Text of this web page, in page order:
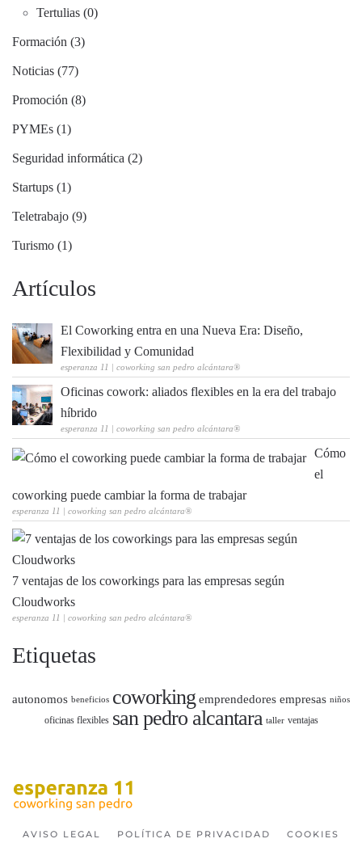
Tertulias (0)
Formación (3)
Noticias (77)
Promoción (8)
PYMEs (1)
Seguridad informática (2)
Startups (1)
Teletrabajo (9)
Turismo (1)
Artículos
El Coworking entra en una Nueva Era: Diseño,
Flexibilidad y Comunidad
esperanza 11 | coworking san pedro alcántara®
Oficinas cowork: aliados flexibles en la era del trabajo
híbrido
esperanza 11 | coworking san pedro alcántara®
Cómo
el
coworking puede cambiar la forma de trabajar
esperanza 11 | coworking san pedro alcántara®
7 ventajas de los coworkings para las empresas según
Cloudworks
esperanza 11 | coworking san pedro alcántara®
Etiquetas
autonomos beneficios coworking emprendedores empresas niños
oficinas flexibles san pedro alcantara taller ventajas
AVISO LEGAL POLÍTICA DE PRIVACIDAD
COOKIES